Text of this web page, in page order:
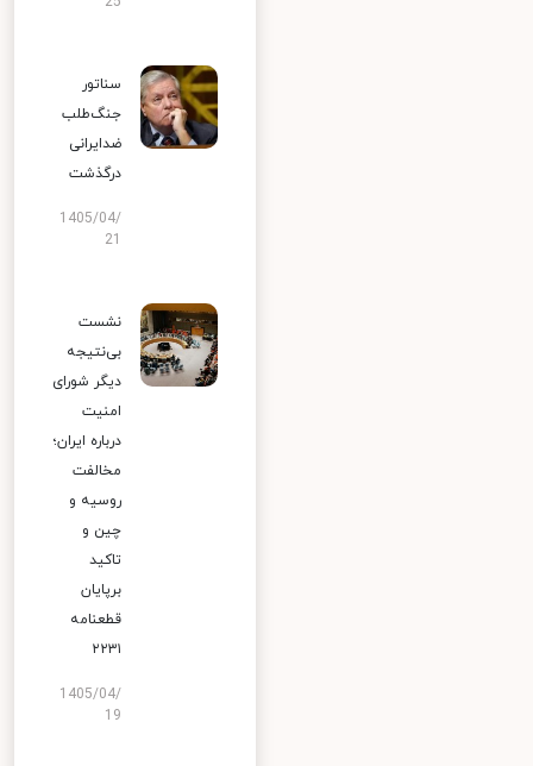
سناتور
جنگ‌طلب
ضدایرانی
درگذشت
1405/04/
نشست
بی‌نتیجه
دیگر شورای
امنیت
درباره ایران؛
مخالفت
روسیه و
چین و
تاکید
برپایان
قطعنامه
۲۲۳۱
1405/04/
19